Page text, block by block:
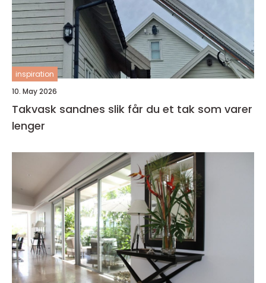
inspiration
10. May 2026
Takvask sandnes slik får du et tak som varer
lenger